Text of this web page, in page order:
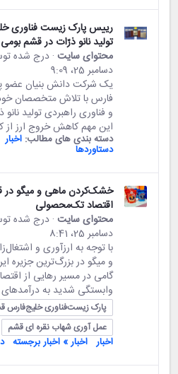
رییس پارک زیست فناوری
تولید نانو ذرّات در قشم
محتوای سایت · درج شده
دسامبر 25،‏ 9:09
یک شرکت دانش بنیان عضو
فارس با تلاش متخصصان
و فناوری راهبردی تولید
این مهم کاهش خروج ارز
دسته بندی های مطالب: اخبار
دستاوردها
خشک‌کردن ماهی و میگو در
اقتصاد تک‌محصولی
محتوای سایت · درج شده
دسامبر 25،‏ 8:41
با توجه به ارزآوری و
و میگو در بزرگ‌ترین جزیره
گامی در مسیر رهایی از
وابستگی شدید به
پارک زیست‌فناوری خلیج‌فارس
عمل آوری شهاب نقره ای قشم
اخبار اخبار » اخبار برجسته